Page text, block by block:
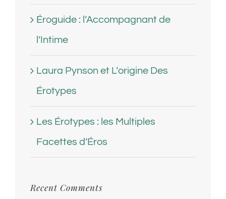
Éroguide : l’Accompagnant de
l’Intime
Laura Pynson et L’origine Des
Érotypes
Les Érotypes : les Multiples
Facettes d’Éros
Recent Comments